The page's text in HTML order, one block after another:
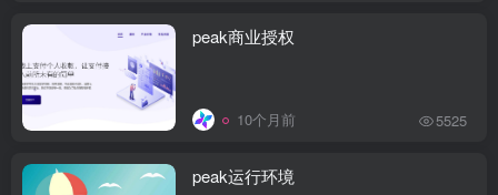
peak商业授权
10个月前 5525
peak运行环境